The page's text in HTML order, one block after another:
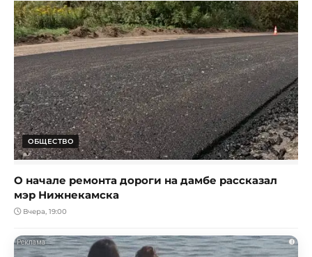
ОБЩЕСТВО
О начале ремонта дороги на дамбе рассказал
мэр Нижнекамска
Вчера, 19:00
i